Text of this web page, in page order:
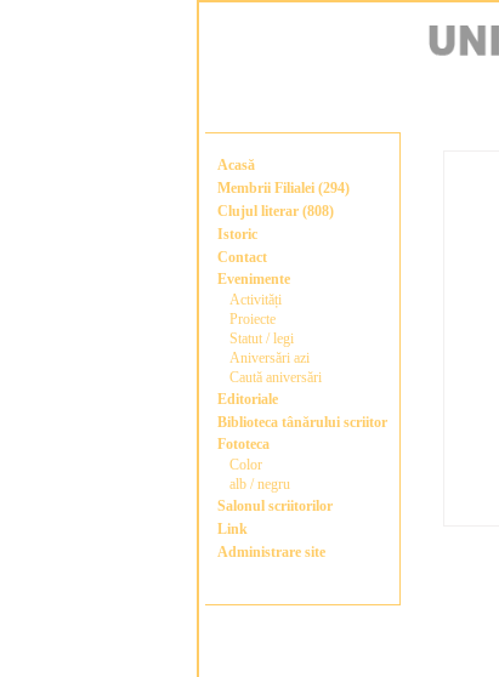
Acasă
Membrii Filialei (294)
Clujul literar (808)
Istoric
Contact
Evenimente
Activități
Proiecte
Statut / legi
Aniversări azi
Caută aniversări
Editoriale
Biblioteca tânărului scriitor
Fototeca
Color
alb / negru
Salonul scriitorilor
Link
Administrare site